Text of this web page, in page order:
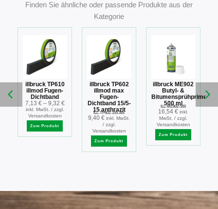
Finden Sie ähnliche oder passende Produkte aus der
Kategorie
illbruck TP610
illmod Fugen-
Dichtband
7,13 €– 9,32 €
inkl. MwSt. / zzgl.
Versandkosten
Zum Produkt
illbruck TP602
illmod max
Fugen-
Dichtband 15/5-
15 anthrazit
ILL-TP602-155-AN
9,40 € inkl. MwSt.
/ zzgl.
Versandkosten
Zum Produkt
illbruck ME902
Butyl- &
Bitumensprühprimer
500 ml
ILL-ME902-500
16,54 € inkl.
MwSt. / zzgl.
Versandkosten
Zum Produkt